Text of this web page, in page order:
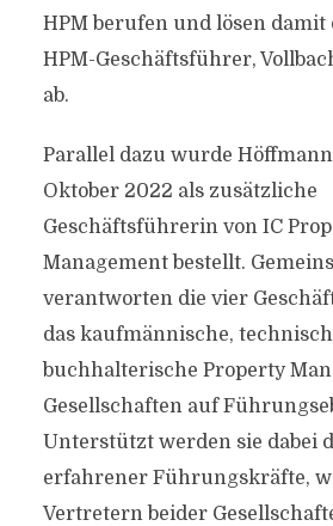
HPM berufen und lösen
HPM-Geschäftsführer,
ab.
Parallel dazu wurde
Oktober 2022 als zusätzliche
Geschäftsführerin von IC
Management bestellt.
verantworten die vier
das kaufmännische,
buchhalterische Property
Gesellschaften auf
Unterstützt werden sie dabei
erfahrener Führungskräfte,
Vertretern beider